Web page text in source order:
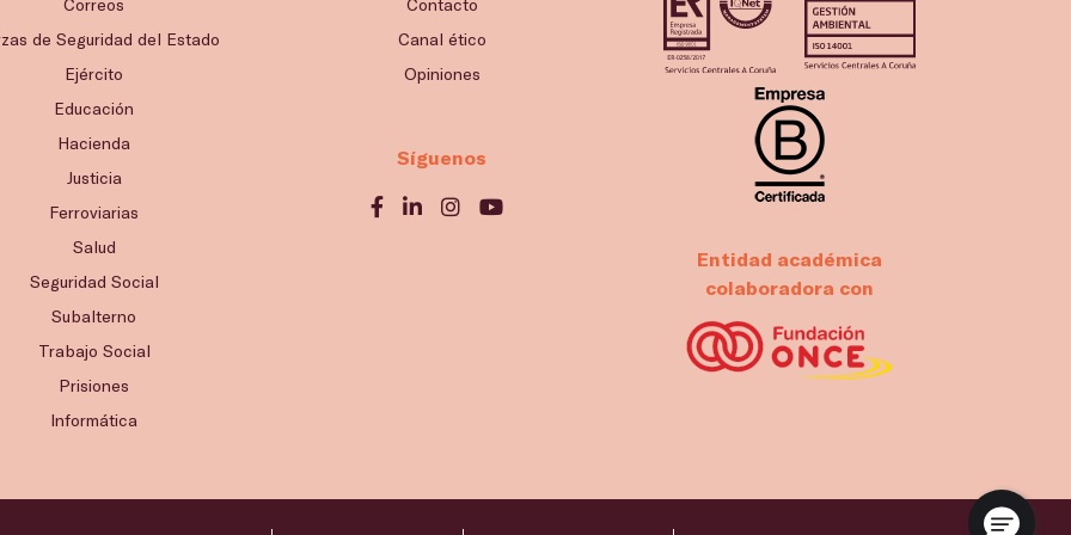
Correos
de Seguridad del Estado
Ejército
Educación
Hacienda
Justicia
Ferroviarias
Salud
Seguridad Social
Subalterno
Trabajo Social
Prisiones
Informática
Contacto
Canal ético
Opiniones
Síguenos
Entidad académica
colaboradora con